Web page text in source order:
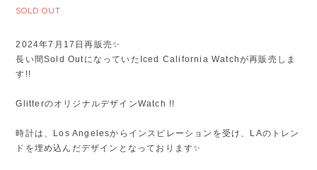
SOLD OUT
2024年7月17日再販売✨
長い間Sold OutになっていたIced California Watchが再販売しま
す!!
GlitterのオリジナルデザインWatch !!
時計は、Los Angelesからインスピレーションを受け、LAのトレン
ドを埋め込んだデザインとなっております✨